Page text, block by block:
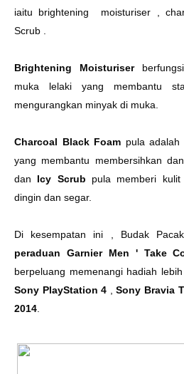
iaitu brightening moisturiser ,
Scrub .
Brightening Moisturiser
muka lelaki yang membantu
mengurangkan minyak di muka.
Charcoal Black Foam pula adalah
yang membantu membersihkan
dan Icy Scrub pula memberi
dingin dan segar.
Di kesempatan ini , Budak
peraduan Garnier Men ' Take
berpeluang memenangi hadiah
Sony PlayStation 4 ,Sony Bravia
2014